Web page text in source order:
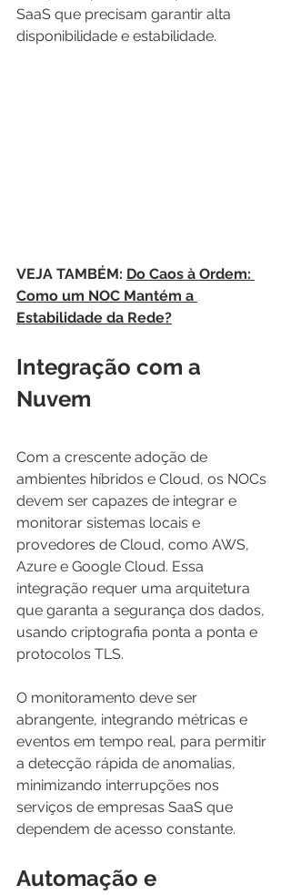
SaaS que precisam garantir alta
disponibilidade e estabilidade.
VEJA TAMBÉM: Do Caos à Ordem:
Como um NOC Mantém a
Estabilidade da Rede?
Integração com a
Nuvem
Com a crescente adoção de
ambientes híbridos e Cloud, os NOCs
devem ser capazes de integrar e
monitorar sistemas locais e
provedores de Cloud, como AWS,
Azure e Google Cloud. Essa
integração requer uma arquitetura
que garanta a segurança dos dados,
usando criptografia ponta a ponta e
protocolos TLS.
O monitoramento deve ser
abrangente, integrando métricas e
eventos em tempo real, para permitir
a detecção rápida de anomalias,
minimizando interrupções nos
serviços de empresas SaaS que
dependem de acesso constante.
Automação e